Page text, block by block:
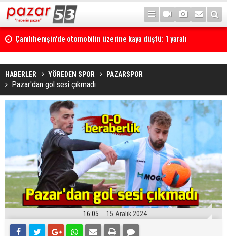
Çamlıhemşin'de otomobilin üzerine kaya düştü: 1 yaralı
HABERLER YÖREDEN SPOR PAZARSPOR
Pazar'dan gol sesi çıkmadı
16:05 15 Aralık 2024